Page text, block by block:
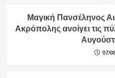
Μαγική Πανσέληνος
Ακρόπολης ανοίγει τις
07/